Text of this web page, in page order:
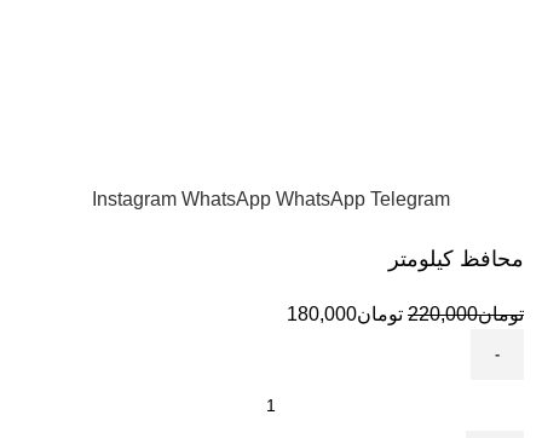
Instagram WhatsApp WhatsApp Telegram
محافظ کیلومتر
تومان220,000 تومان180,000